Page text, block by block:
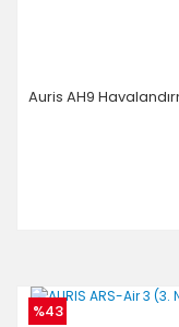
Auris AH9
%43